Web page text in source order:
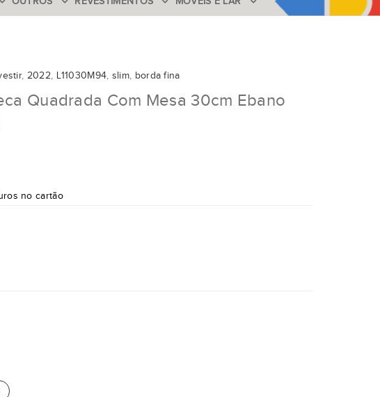
, 2022, L11030M94, slim, borda fina
Quadrada Com Mesa 30cm Ebano
no cartão